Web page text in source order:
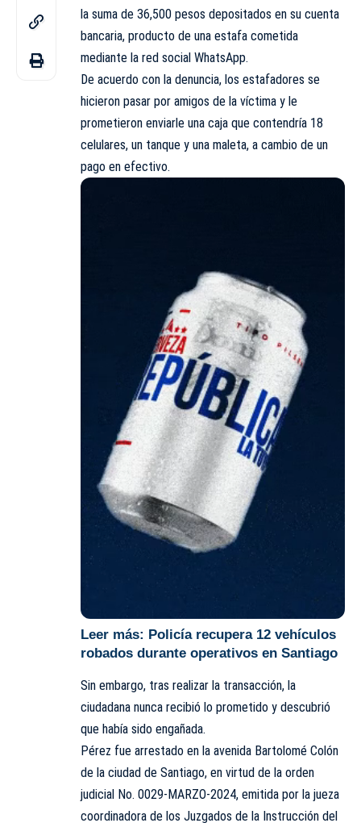
la suma de 36,500 pesos depositados en su cuenta
bancaria, producto de una estafa cometida
mediante la red social WhatsApp.
De acuerdo con la denuncia, los estafadores se
hicieron pasar por amigos de la víctima y le
prometieron enviarle una caja que contendría 18
celulares, un tanque y una maleta, a cambio de un
pago en efectivo.
Leer más: Policía recupera 12 vehículos
robados durante operativos en Santiago
Sin embargo, tras realizar la transacción, la
ciudadana nunca recibió lo prometido y descubrió
que había sido engañada.
Pérez fue arrestado en la avenida Bartolomé Colón
de la ciudad de Santiago, en virtud de la orden
judicial No. 0029-MARZO-2024, emitida por la jueza
coordinadora de los Juzgados de la Instrucción del